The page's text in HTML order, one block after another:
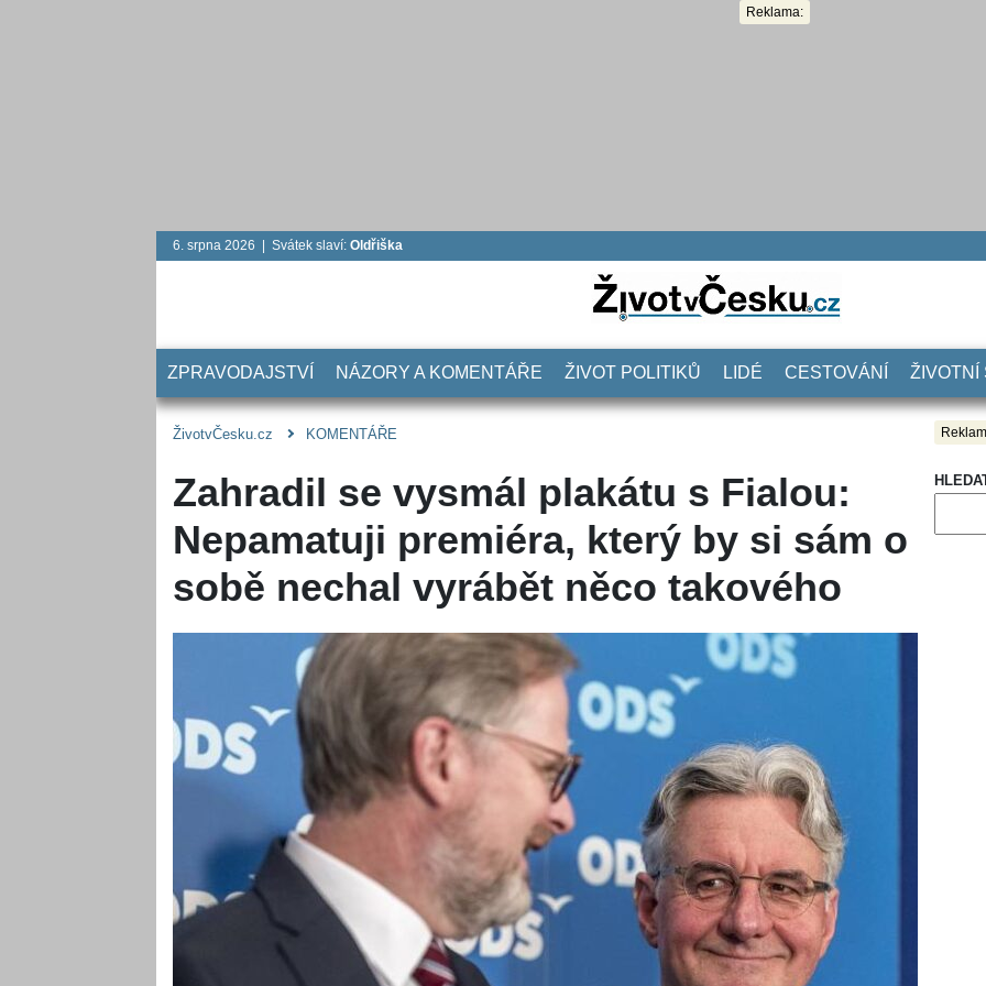
Reklama:
6. srpna 2026 | Svátek slaví: Oldřiška
ZPRAVODAJSTVÍ NÁZORY A KOMENTÁŘE ŽIVOT POLITIKŮ LIDÉ CESTOVÁNÍ ŽIVOTNÍ
ŽivotvČesku.cz KOMENTÁŘE
Zahradil se vysmál plakátu s Fialou:
Nepamatuji premiéra, který by si sám o
sobě nechal vyrábět něco takového